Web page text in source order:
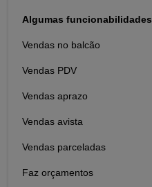
Algumas funcionabilidades
Vendas no balcão
Vendas PDV
Vendas aprazo
Vendas avista
Vendas parceladas
Faz orçamentos